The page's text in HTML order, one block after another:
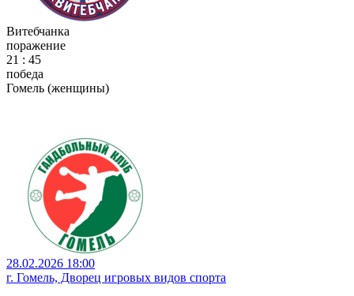
Витебчанка
поражение
21 : 45
победа
Гомель (женщины)
28.02.2026 18:00
г. Гомель, Дворец игровых видов спорта